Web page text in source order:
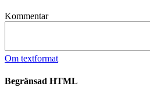
Kommentar
Om textformat
Begränsad HTML